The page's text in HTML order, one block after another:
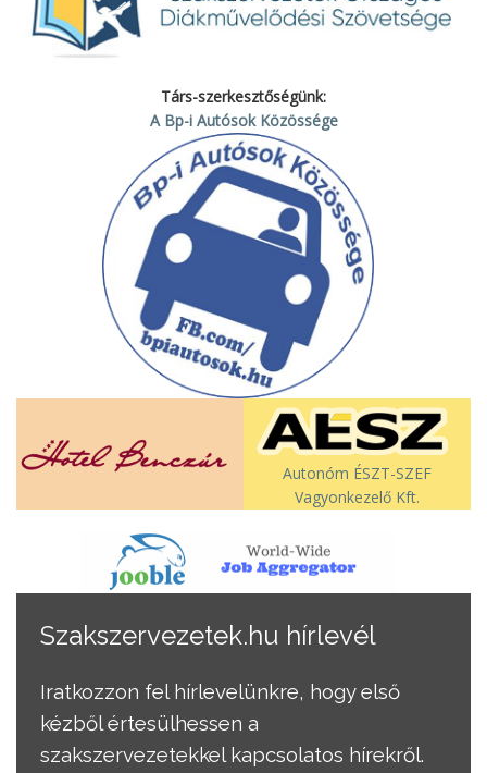
Társ-szerkesztőségünk:
A Bp-i Autósok Közössége
Autonóm ÉSZT-SZEF
Vagyonkezelő Kft.
Szakszervezetek.hu hírlevél
Iratkozzon fel hírlevelünkre, hogy első
kézből értesülhessen a
szakszervezetekkel kapcsolatos hírekről.